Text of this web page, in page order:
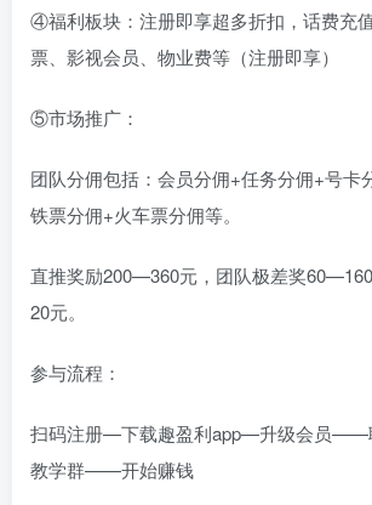
④福利板块：注册即享超多折扣，话费充
票、影视会员、物业费等（注册即享）
⑤市场推广：
团队分佣包括：会员分佣+任务分佣+号卡
铁票分佣+火车票分佣等。
直推奖励200—360元，团队极差奖
20元。
参与流程：
扫码注册—下载趣盈利app—升级会员——
教学群——开始赚钱